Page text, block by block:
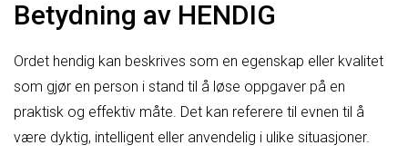
Betydning av HENDIG
Ordet hendig kan beskrives som en egenskap eller kvalitet
som gjør en person i stand til å løse oppgaver på en
praktisk og effektiv måte. Det kan referere til evnen til å
være dyktig, intelligent eller anvendelig i ulike situasjoner.